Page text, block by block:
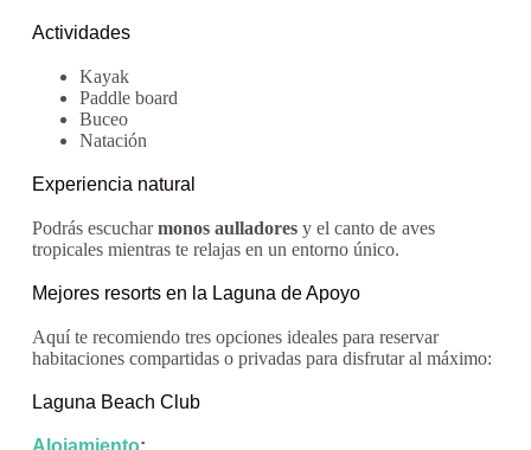
Actividades
Kayak
Paddle board
Buceo
Natación
Experiencia natural
Podrás escucharmonos aulladoresy el canto de aves
tropicales mientras te relajas en un entorno único.
Mejores resorts en la Laguna de Apoyo
Aquí te recomiendo tres opciones ideales para reservar
habitaciones compartidas o privadas para disfrutar al máximo:
Laguna Beach Club
Alojamiento: